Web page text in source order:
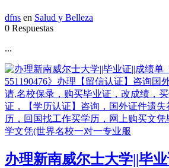
dfns en Salud y Belleza
0 Respuestas
...
办理新南威尔士大学||毕